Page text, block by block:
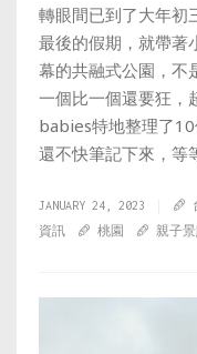
轉眼間已到了大年初
最後的假期，就帶著
幕的共融式公園，不
一個比一個還要狂，
babies特地整理了
還不快筆記下來，等
JANUARY 24, 2023
資訊
桃園 親子